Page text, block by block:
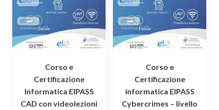
Corso e
Certificazione
Informatica EIPASS
CAD con videolezioni
Corso e
Certificazione
informatica EIPASS
Cybercrimes – livello